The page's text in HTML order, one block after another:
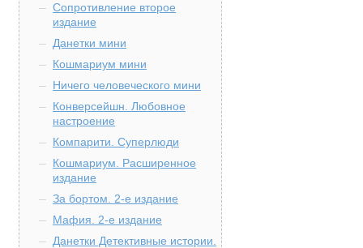
Сопротивление второе
издание
Данетки мини
Кошмариум мини
Ничего человеческого мини
Конверсейшн. Любовное
настроение
Компарити. Суперлюди
Кошмариум. Расширенное
издание
За бортом. 2-е издание
Мафия. 2-е издание
Данетки Детективные истории.